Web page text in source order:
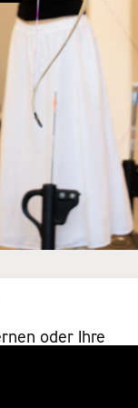
oder Ihre
Sie bei uns